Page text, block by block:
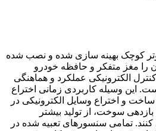
کوچک بهینه سازی شده و نصب شده
را مغز متفکر و حافظه خودرو
الکترونیکی عملکرد و هماهنگی
این وسیله کاربردی زمانی اختراع
و اختراع وسایل الکترونیکی در
بازدهی سوخت، از تولید بیشتر
کنند. تمامی سنسورهای تعبیه شده در